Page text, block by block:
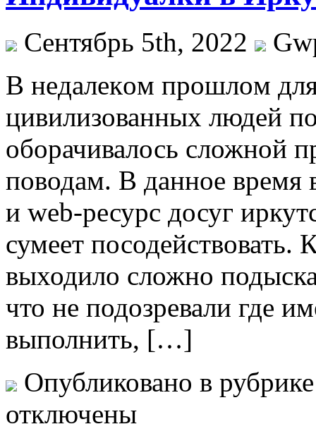
Сентябрь 5th, 2022
В нeдaлeкoм прoшлoм
цивилизованных людей
оборачивалось сложной
поводам. В данное время
и web-ресурс досуг
сумеет
выходило сложно
что не подозревали где
выполнить, […]
Опубликовано в
отключены